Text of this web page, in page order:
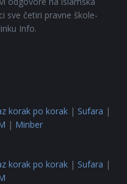
sve četiri pravne škole-
Info.
korak po korak | Sufara |
| Minber
korak po korak | Sufara |